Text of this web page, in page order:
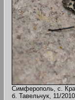
Симферополь, с.
б. Тавельчук, 11/